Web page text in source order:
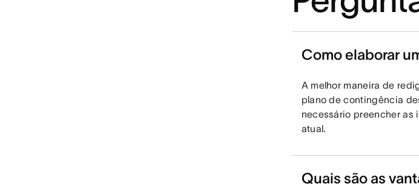
Como elaborar
A melhor maneira de
plano de contingência
necessário preencher
atual.
Quais são as